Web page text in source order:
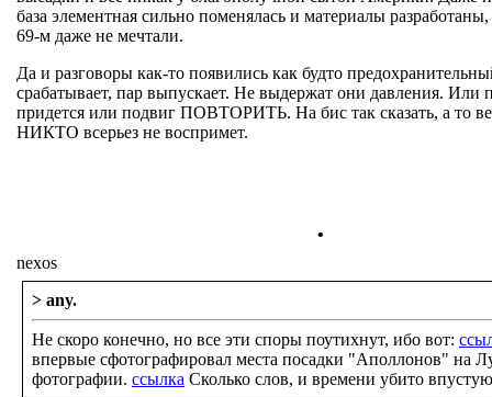
база элементная сильно поменялась и материалы
69-м даже не мечтали.
Да и разговоры как-то появились как будто
срабатывает, пар выпускает. Не выдержат они давления. Или
придется или подвиг ПОВТОРИТЬ. На бис так сказать, а то
НИКТО всерьез не воспримет.
.
nexos
> any.
Не скоро конечно, но все эти споры поутихнут, ибо вот:
впервые сфотографировал места посадки "Аполлонов" на
фотографии. ссылка Сколько слов, и времени убито